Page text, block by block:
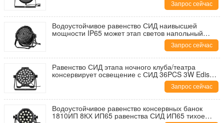
Запрос сейчас
Водоустойчивое равенство СИД наивысшей
мощности IP65 может этап светов напольный
Запрос сейчас
Равенство СИД этапа ночного клуба/театра
консервирует освещение с СИД 36PCS 3W Edison
Запрос сейчас
Водоустойчивое равенство консервных банок
1810ИП 8КХ ИП65 равенства СИД ИП65 тихое